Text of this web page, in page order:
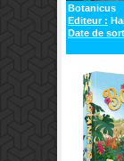
Botanicus
Editeur :
Date de